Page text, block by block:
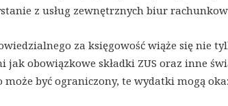
z usług zewnętrznych biur
za księgowość wiąże się nie
obowiązkowe składki ZUS oraz inne
być ograniczony, te wydatki mogą